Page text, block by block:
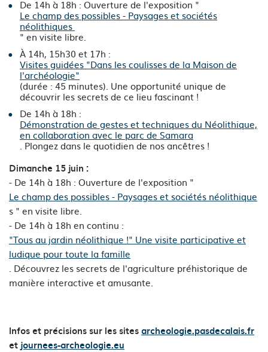
De 14h à 18h : Ouverture de l'exposition "
Le champ des possibles - Paysages et sociétés
néolithiques
" en visite libre.
À 14h, 15h30 et 17h :
Visites guidées "Dans les coulisses de la Maison de
l'archéologie"
(durée : 45 minutes). Une opportunité unique de
découvrir les secrets de ce lieu fascinant !
De 14h à 18h :
Démonstration de gestes et techniques du Néolithique,
en collaboration avec le parc de Samara
. Plongez dans le quotidien de nos ancêtres !
Dimanche 15 juin :
- De 14h à 18h : Ouverture de l'exposition "
Le champ des possibles - Paysages et sociétés néolithique
s " en visite libre.
- De 14h à 18h en continu :
"Tous au jardin néolithique !" Une visite participative et
ludique pour toute la famille
. Découvrez les secrets de l'agriculture préhistorique de
manière interactive et amusante.
Infos et précisions sur les sitesarcheologie.pasdecalais.fr
et journees-archeologie.eu